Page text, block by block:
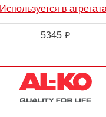
Используется в
5345 i